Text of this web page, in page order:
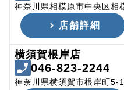
神奈川県相模原市中央区相
店舗詳細
横須賀根岸店
046-823-2244
神奈川県横須賀市根岸町5-